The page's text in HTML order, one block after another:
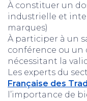
À constituer un
industrielle et
marques)
À participer à un
conférence ou un
nécessitant la
Les experts du
Française des
l’importance de